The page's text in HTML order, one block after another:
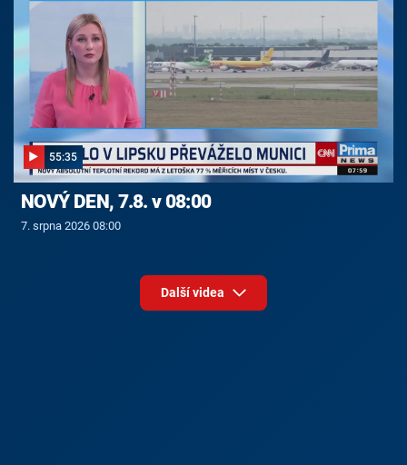
55:35
NOVÝ DEN, 7.8. v 08:00
7. srpna 2026 08:00
Další videa